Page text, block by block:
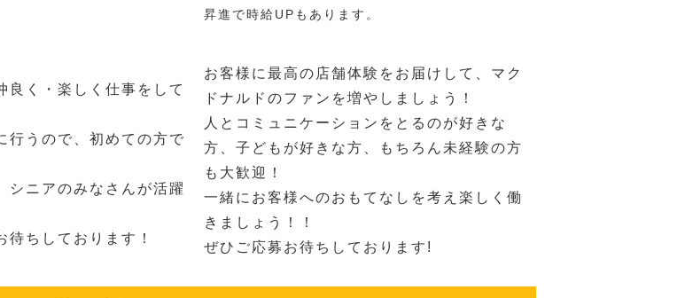
良く・楽しく仕事をして
行うので、初めての方で
シニアのみなさんが活躍
ちしております！
昇進で時給UPもあります。
お客様に最高の店舗体験をお届けして、マク
ドナルドのファンを増やしましょう！
人とコミュニケーションをとるのが好きな
方、子どもが好きな方、もちろん未経験の方
も大歓迎！
一緒にお客様へのおもてなしを考え楽しく働
きましょう！！
ぜひご応募お待ちしております!